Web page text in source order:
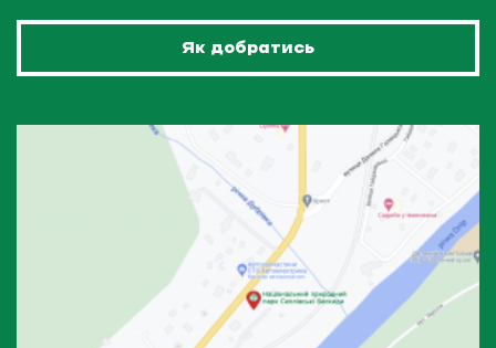
Як добратись